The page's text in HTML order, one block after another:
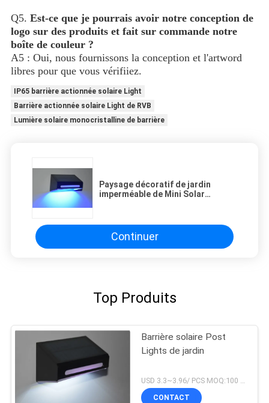
Q5. Est-ce que je pourrais avoir notre conception de
logo sur des produits et fait sur commande notre
boîte de couleur ?
A5 : Oui, nous fournissons la conception et l'artword
libres pour que vous vérifiiez.
IP65 barrière actionnée solaire Light
Barrière actionnée solaire Light de RVB
Lumière solaire monocristalline de barrière
Paysage décoratif de jardin
imperméable de Mini Solar
Continuer
Top Produits
Barrière solaire Post
Lights de jardin
USD 3.3~3.96/ PCS MOQ:100 PCs
CONTACT